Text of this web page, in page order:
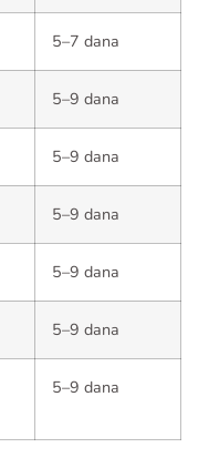
5–7 dana
5–9 dana
5–9 dana
5–9 dana
5–9 dana
5–9 dana
5–9 dana